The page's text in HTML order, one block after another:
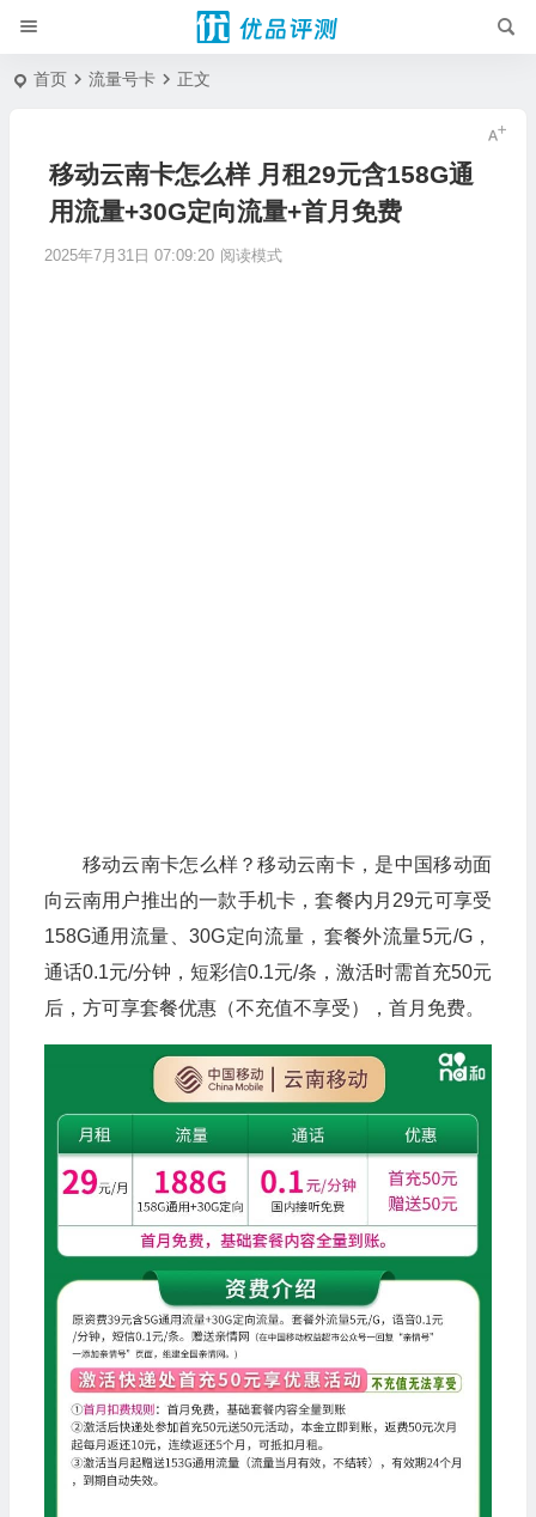
首页 流量号卡 正文
移动云南卡怎么样 月租29元含158G通
用流量+30G定向流量+首月免费
2025年7月31日 07:09:20 阅读模式
移动云南卡怎么样？移动云南卡，是中国移动面
向云南用户推出的一款手机卡，套餐内月29元可享受
158G通用流量、30G定向流量，套餐外流量5元/G，
通话0.1元/分钟，短彩信0.1元/条，激活时需首充50元
后，方可享套餐优惠（不充值不享受），首月免费。